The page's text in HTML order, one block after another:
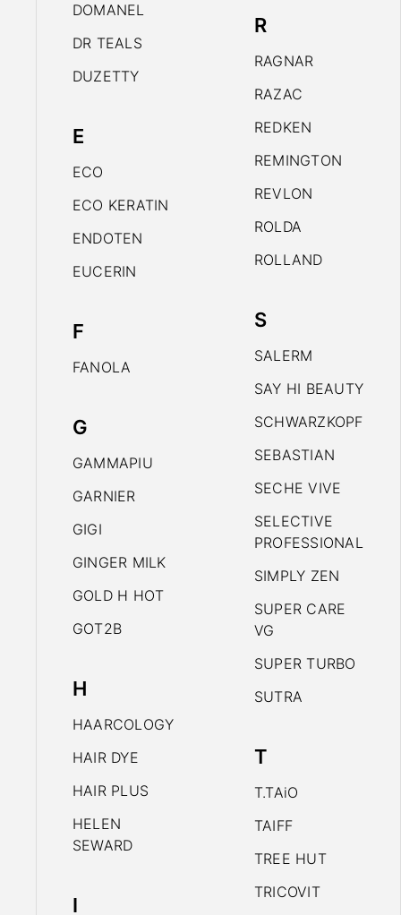
DOMANEL
DR TEALS
DUZETTY
E
ECO
ECO KERATIN
ENDOTEN
EUCERIN
F
FANOLA
G
GAMMAPIU
GARNIER
GIGI
GINGER MILK
GOLD H HOT
GOT2B
H
HAARCOLOGY
HAIR DYE
HAIR PLUS
HELEN
SEWARD
I
R
RAGNAR
RAZAC
REDKEN
REMINGTON
REVLON
ROLDA
ROLLAND
S
SALERM
SAY HI BEAUTY
SCHWARZKOPF
SEBASTIAN
SECHE VIVE
SELECTIVE
PROFESSIONAL
SIMPLY ZEN
SUPER CARE
VG
SUPER TURBO
SUTRA
T
T.TAiO
TAIFF
TREE HUT
TRICOVIT